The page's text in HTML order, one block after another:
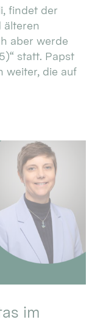
findet der
älteren
aber werde
statt. Papst
weiter, die auf
im